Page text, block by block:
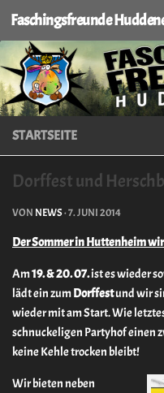
Zum Inhalt springen
Faschingsfreunde
STARTSEITE
Dorffest und
VON NEWS·7. JUNI 2014
Der Sommer in Huttenheim
Am19. & 20. 07.ist es wieder
lädt ein zumDorffestund wir
wieder mit am Start. Wie
schnuckeligen Partyhof einen
keine Kehle trocken bleibt!
Wir bieten neben